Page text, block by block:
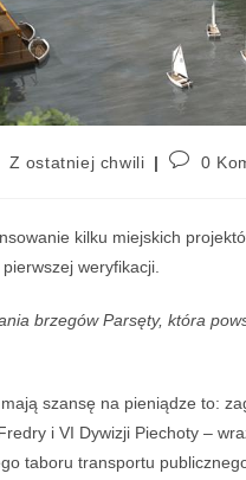
Z ostatniej chwili 0
kilku miejskich
weryfikacji.
brzegów Parsęty, która
szansę na pieniądze to:
i VI Dywizji Piechoty –
taboru transportu